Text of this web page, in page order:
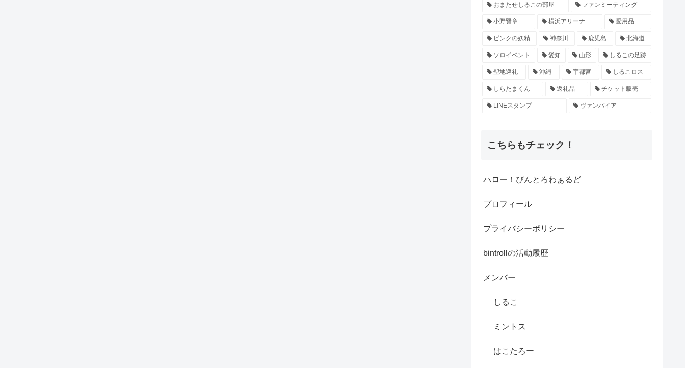
おまたせしるこの部屋 ファンミーティング
小野賢章 横浜アリーナ 愛用品
ピンクの妖精 神奈川 鹿児島 北海道
ソロイベント 愛知 山形 しるこの足跡
聖地巡礼 沖縄 宇都宮 しるこロス
しらたまくん 返礼品 チケット販売
LINEスタンプ ヴァンパイア
こちらもチェック！
ハロー！びんとろわぁるど
プロフィール
プライバシーポリシー
bintrollの活動履歴
メンバー
しるこ
ミントス
はこたろー